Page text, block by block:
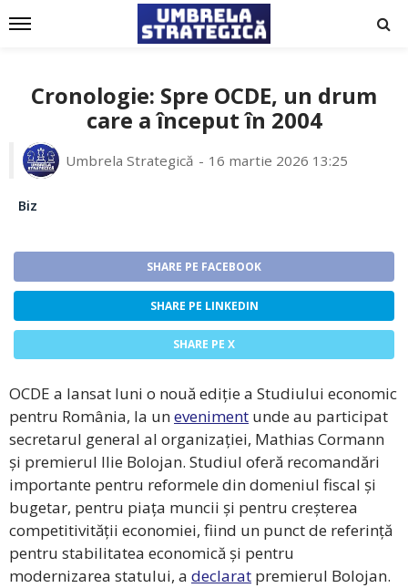
Cronologie: Spre OCDE, un drum
care a început în 2004
Umbrela Strategică 16 martie 2026 13:25
Biz
SHARE PE FACEBOOK
SHARE PE LINKEDIN
SHARE PE X
OCDE a lansat luni o nouă ediție a Studiului economic
pentru România, la uneveniment unde au participat
secretarul general al organizației, Mathias Cormann
și premierul Ilie Bolojan. Studiul oferă recomandări
importante pentru reformele din domeniul fiscal și
bugetar, pentru piața muncii și pentru creșterea
competitivității economiei, fiind un punct de referință
pentru stabilitatea economică și pentru
modernizarea statului, a declarat premierul Bolojan.